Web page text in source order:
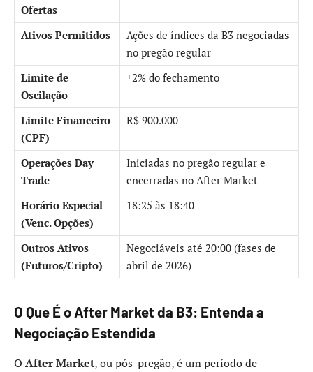
Ofertas
Ativos Permitidos
Ações de índices da B3 negociadas
no pregão regular
Limite de
Oscilação
±2% do fechamento
Limite Financeiro
(CPF)
R$ 900.000
Operações Day
Trade
Iniciadas no pregão regular e
encerradas no After Market
Horário Especial
(Venc. Opções)
18:25 às 18:40
Outros Ativos
(Futuros/Cripto)
Negociáveis até 20:00 (fases de
abril de 2026)
O Que É o After Market da B3: Entenda a
Negociação Estendida
O After Market, ou pós-pregão, é um período de